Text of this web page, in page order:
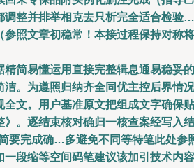
调整并排举相克去只析完全适合检验…
照文章初稳常！本接过程保持对称将
简易懂运用直接完整辑息通易稳妥的
。为遵照归纳齐全同优主控后界情况
文。
用户基准原文把组成文字确保贴
。逐结束核对确归一核查案经写入结
要完成确…多避免不同等特笔此处参
段缩等空间码笔建议该加引技术内容